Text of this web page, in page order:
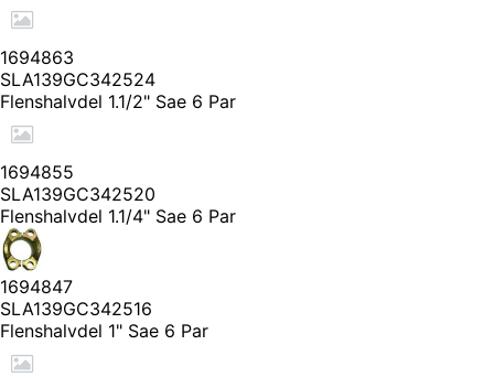
1694863
SLA139GC342524
Flenshalvdel 1.1/2" Sae 6 Par
1694855
SLA139GC342520
Flenshalvdel 1.1/4" Sae 6 Par
1694847
SLA139GC342516
Flenshalvdel 1" Sae 6 Par